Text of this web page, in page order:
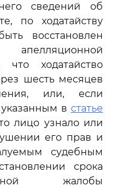
сведений об
по ходатайству
восстановлен
ходатайство
шесть месяцев
или, если
в статье
лицо узнало или
его прав и
судебным
срока
жалобы